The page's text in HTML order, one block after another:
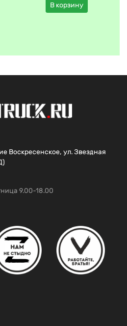
В корзину
Воскресенское, ул. Звездная
9.00-18.00